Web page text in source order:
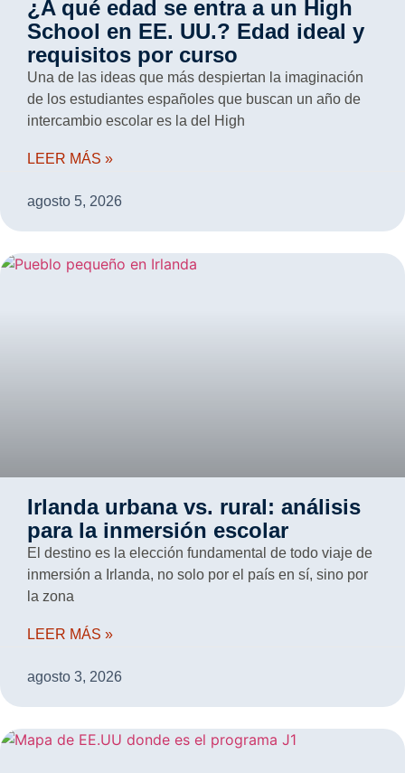
¿A qué edad se entra a un High
School en EE. UU.? Edad ideal y
requisitos por curso
Una de las ideas que más despiertan la imaginación
de los estudiantes españoles que buscan un año de
intercambio escolar es la del High
LEER MÁS »
agosto 5, 2026
Irlanda urbana vs. rural: análisis
para la inmersión escolar
El destino es la elección fundamental de todo viaje de
inmersión a Irlanda, no solo por el país en sí, sino por
la zona
LEER MÁS »
agosto 3, 2026